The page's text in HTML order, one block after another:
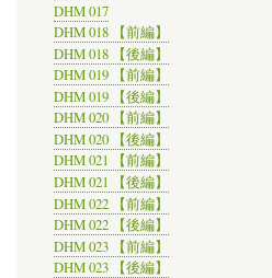
DHM 017
DHM 018 【前編】
DHM 018 【後編】
DHM 019 【前編】
DHM 019 【後編】
DHM 020 【前編】
DHM 020 【後編】
DHM 021 【前編】
DHM 021 【後編】
DHM 022 【前編】
DHM 022 【後編】
DHM 023 【前編】
DHM 023 【後編】